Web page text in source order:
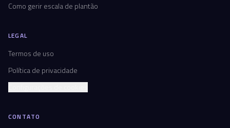
Como gerir escala de plantão
LEGAL
Termos de uso
Política de privacidade
CONTATO